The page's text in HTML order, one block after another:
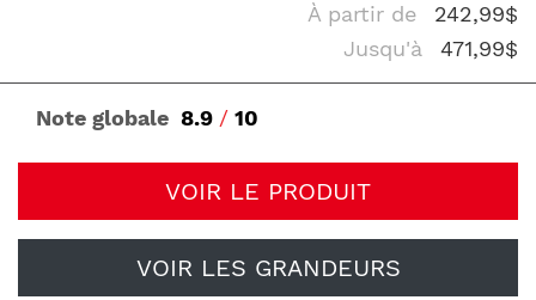
À partir de
242,99$
Jusqu'à
471,99$
Note globale 8.9 / 10
VOIR LE PRODUIT
VOIR LES GRANDEURS